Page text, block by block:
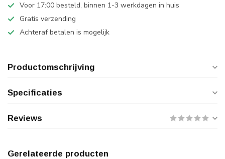
Voor 17:00 besteld, binnen 1-3 werkdagen in huis
Gratis verzending
Achteraf betalen is mogelijk
Productomschrijving
Specificaties
Reviews
Gerelateerde producten